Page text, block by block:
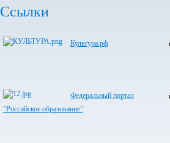
Ссылки
Культура.рф
Федеральный портал
"Российское образование"